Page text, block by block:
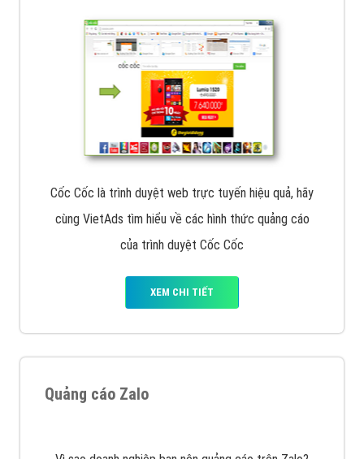
Cốc Cốc là trình duyệt web trực tuyến hiệu quả, hãy
cùng VietAds tìm hiểu về các hình thức quảng cáo
của trình duyệt Cốc Cốc
XEM CHI TIẾT
Quảng cáo Zalo